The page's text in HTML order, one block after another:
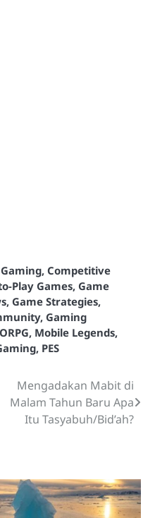
, Competitive
Play Games, Game
, Game Strategies,
, Gaming
, Mobile Legends,
, PES
Mengadakan Mabit di
Malam Tahun Baru Apa
Itu Tasyabuh/Bid’ah?